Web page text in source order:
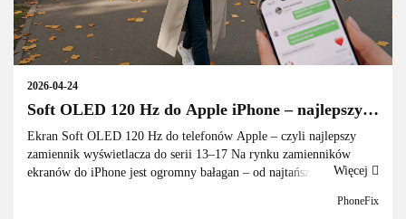
Soft OLED 120 Hz do Apple iPhone – najlepszy
zamiennik wyświetlacza do modeli z serii 13–17
2026-04-24
PhoneFix
Ekran Soft OLED 120 Hz do telefonów Apple – czyli najlepszy
zamiennik wyświetlacza do serii 13–17 Na rynku zamienników
ekranów do iPhone jest ogromny bałagan – od najtańszych TFT,
Więcej